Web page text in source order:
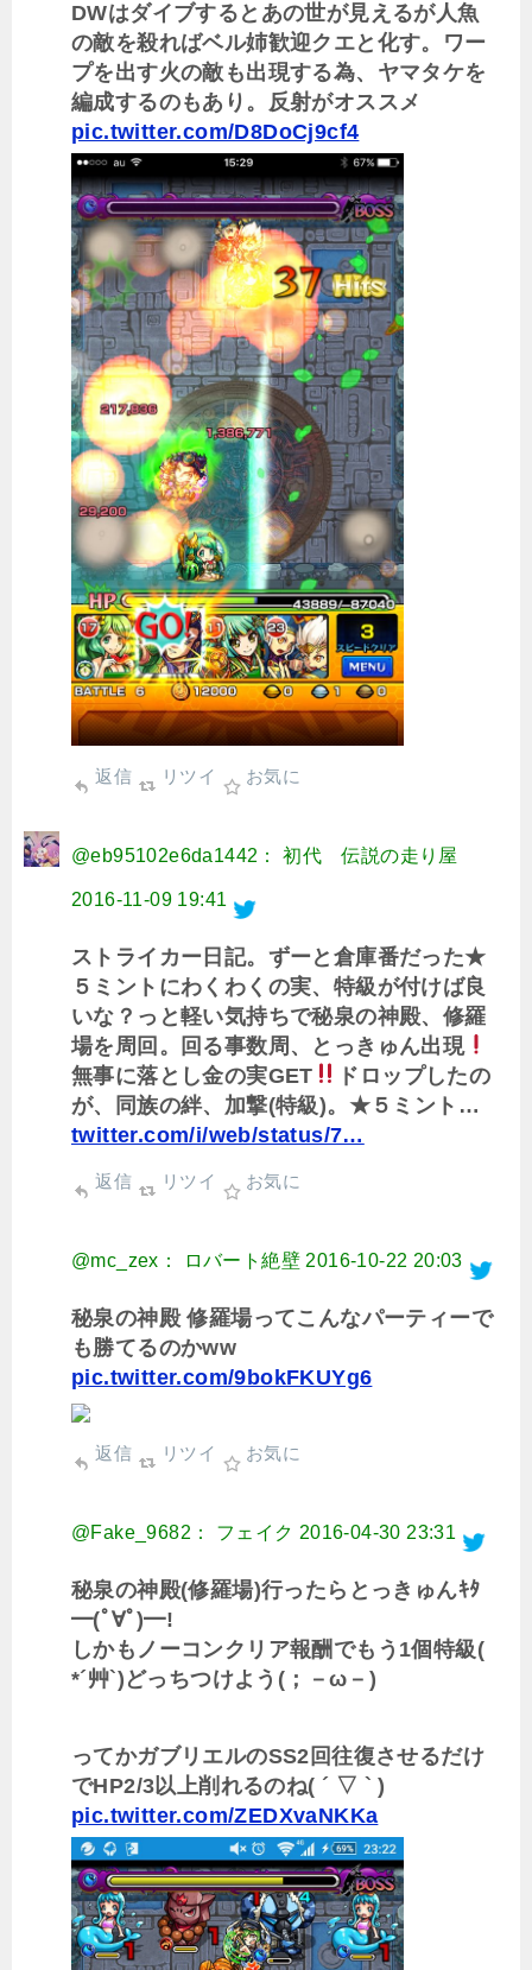
DWはダイブするとあの世が見えるが人魚
の敵を殺ればベル姉歓迎クエと化す。ワー
プを出す火の敵も出現する為、ヤマタケを
編成するのもあり。反射がオススメ
pic.twitter.com/D8DoCj9cf4
返信 リツイ お気に
@eb95102e6da1442： 初代 伝説の走り屋
2016-11-09 19:41
ストライカー日記。ずーと倉庫番だった★
５ミントにわくわくの実、特級が付けば良
いな？っと軽い気持ちで秘泉の神殿、修羅
場を周回。回る事数周、とっきゅん出現
無事に落とし金の実GET
ドロップしたの
が、同族の絆、加撃(特級)。★５ミント…
twitter.com/i/web/status/7…
返信 リツイ お気に
@mc_zex： ロバート絶壁 2016-10-22 20:03
秘泉の神殿 修羅場ってこんなパーティーで
も勝てるのかww
pic.twitter.com/9bokFKUYg6
返信 リツイ お気に
@Fake_9682： フェイク 2016-04-30 23:31
秘泉の神殿(修羅場)行ったらとっきゅんｷﾀ
━(ﾟ∀ﾟ)━!
しかもノーコンクリア報酬でもう1個特級(
*´艸`)どっちつけよう(；－ω－)
ってかガブリエルのSS2回往復させるだけ
でHP2/3以上削れるのね( ´ ▽ ` )
pic.twitter.com/ZEDXvaNKKa